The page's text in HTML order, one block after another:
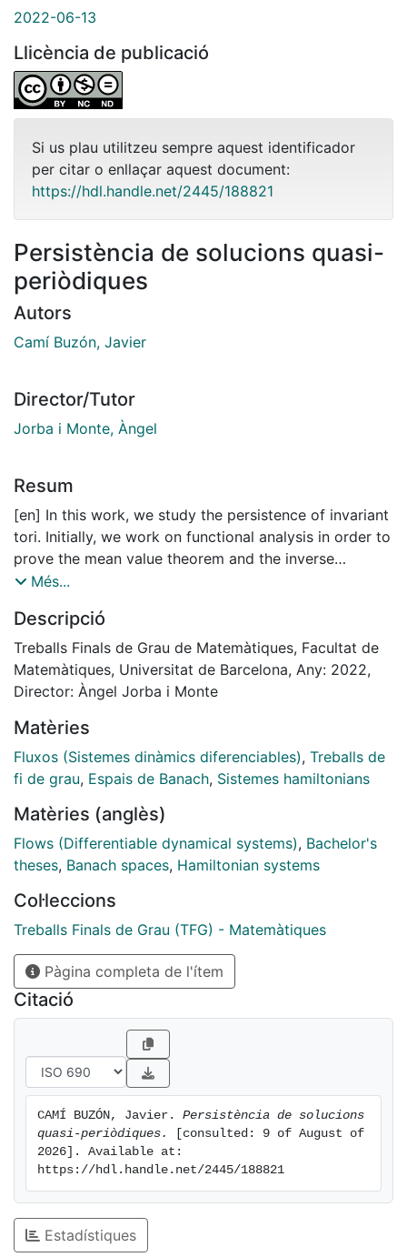
2022-06-13
Llicència de publicació
Si us plau utilitzeu sempre aquest identificador
per citar o enllaçar aquest document:
https://hdl.handle.net/2445/188821
Persistència de solucions quasi-
periòdiques
Autors
Camı́ Buzón, Javier
Director/Tutor
Jorba i Monte, Àngel
Resum
[en] In this work, we study the persistence of invariant
tori. Initially, we work on functional analysis in order to
prove the mean value theorem and the inverse
function theorem in Banach spaces, which will allow us
we apply those results to study a dynamical system
which
is perturbated by a quasi-periodic function in the
neighborhood of an equilibrium point. During this
see the concept of the diophantine condition. Finally,
we state and prove the Moser’s KAM theorem for twist
maps.
Més...
Descripció
Treballs Finals de Grau de Matemàtiques, Facultat de
Matemàtiques, Universitat de Barcelona, Any: 2022,
Director: Àngel Jorba i Monte
Matèries
Fluxos (Sistemes dinàmics diferenciables), Treballs de
fi de grau, Espais de Banach, Sistemes hamiltonians
Matèries (anglès)
Flows (Differentiable dynamical systems), Bachelor's
theses, Banach spaces, Hamiltonian systems
Col·leccions
Treballs Finals de Grau (TFG) - Matemàtiques
Pàgina completa de l'ítem
Citació
CAMÍ BUZÓN, Javier. Persistència de solucions
quasi-periòdiques.
[consulted: 9 of August of
2026]. Available at:
https://hdl.handle.net/2445/188821
Estadístiques